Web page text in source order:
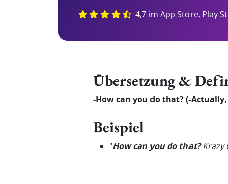
4,7 im App Store, Play
Übersetzung &
-How can you do that? (-
Beispiel
"How can you do that?Krazy